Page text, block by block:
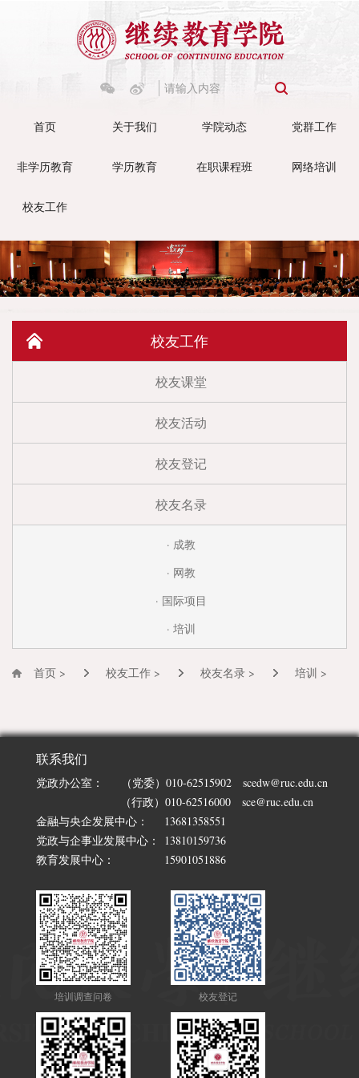
首页 关于我们 学院动态 党群工作
非学历教育 学历教育 在职课程班 网络培训
校友工作
校友工作
校友课堂
校友活动
校友登记
校友名录
· 成教
· 网教
· 国际项目
· 培训
首页 > 校友工作 > 校友名录 > 培训 >
联系我们
党政办公室：
（党委）010-62515902 scedw@ruc.edu.cn
（行政）010-62516000 sce@ruc.edu.cn
金融与央企发展中心：
13681358551
党政与企事业发展中心：
13810159736
教育发展中心：
15901051886
培训调查问卷 校友登记